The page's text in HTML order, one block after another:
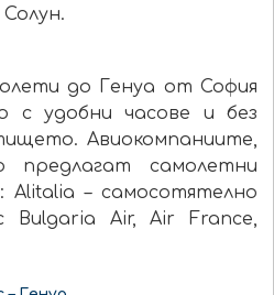
до Генуа от София
с удобни часове и без
Авиокомпаниите,
предлагат самолетни
Alitalia – самосотятелно
Bulgaria Air, Air France,